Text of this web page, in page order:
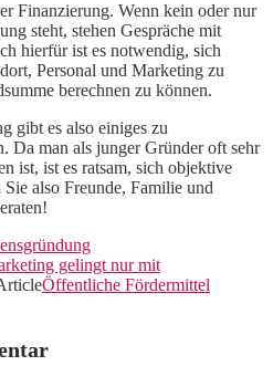
Finanzierung. Wenn kein oder nur
steht, stehen Gespräche mit
hierfür ist es notwendig, sich
Personal und Marketing zu
berechnen zu können.
gibt es also einiges zu
Da man als junger Gründer oft sehr
ist, ist es ratsam, sich objektive
also Freunde, Familie und
gelingt nur mit
Öffentliche Fördermittel